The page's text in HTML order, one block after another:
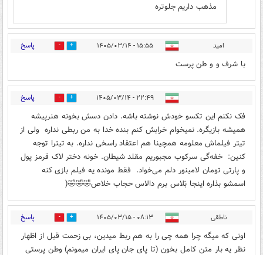
مذهب داریم جلوتره
امید ۱۵:۵۵ - ۱۴۰۵/۰۳/۱۴ 2 پاسخ
با شرف و و طن پرست
۲۲:۴۹ - ۱۴۰۵/۰۳/۱۴ 0 پاسخ
فک نکنم این تکسو خودش نوشته باشه. دادن دسش بخونه هنرپیشه
همیشه بازیگره. نمیخوام خرابش کنم بنده خدا به من ربطی نداره ولی از
تیتر فیلماش معلومه همچینا هم اعتقاد راسخی نداره. به تیترا توجه
کنین: خفه‌گی سرکوب مجبوریم مقلد شیطان. خونه دختر لاک قرمز پول
و‌ پارتی تومان لامینور دلم می‌خواد. فقط مونده یه فیلم‌ بازی کنه
اسمشو‌ بذاره اینجا بَلاس برم دالاس حجاب خلاص🤣🤣🤣(
ناطقی ۰۸:۱۳ - ۱۴۰۵/۰۳/۱۵ 0 پاسخ
اونی که میگه چرا همه چی را به هم ربط میدین، بی زحمت قبل از اظهار
نظر یه بار متن کامل بخون (تا پای جان پای ایران میمونم) وطن پرستی